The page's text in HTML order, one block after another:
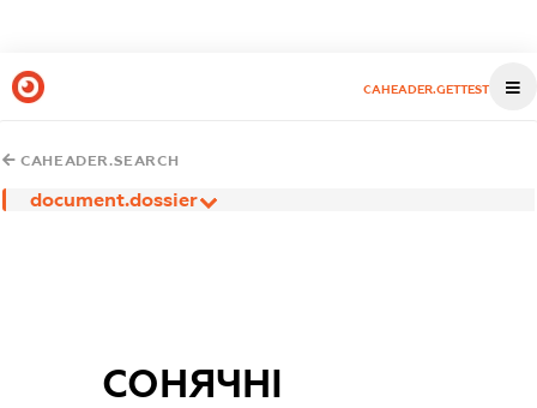
CAHEADER.GETTEST
CAHEADER.SEARCH
document.dossier
СОНЯЧНІ